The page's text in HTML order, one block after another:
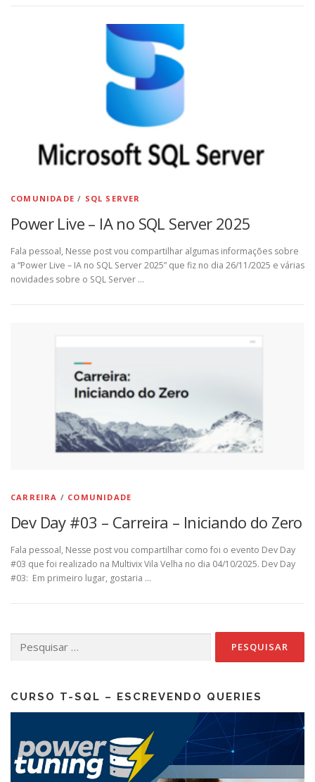
COMUNIDADE / SQL SERVER
Power Live – IA no SQL Server 2025
Fala pessoal, Nesse post vou compartilhar algumas informações sobre
a “Power Live – IA no SQL Server 2025” que fiz no dia 26/11/2025 e várias
novidades sobre o SQL Server …
CARREIRA / COMUNIDADE
Dev Day #03 – Carreira – Iniciando do Zero
Fala pessoal, Nesse post vou compartilhar como foi o evento Dev Day
#03 que foi realizado na Multivix Vila Velha no dia 04/10/2025. Dev Day
#03: Em primeiro lugar, gostaria …
por:
CURSO T-SQL – ESCREVENDO QUERIES